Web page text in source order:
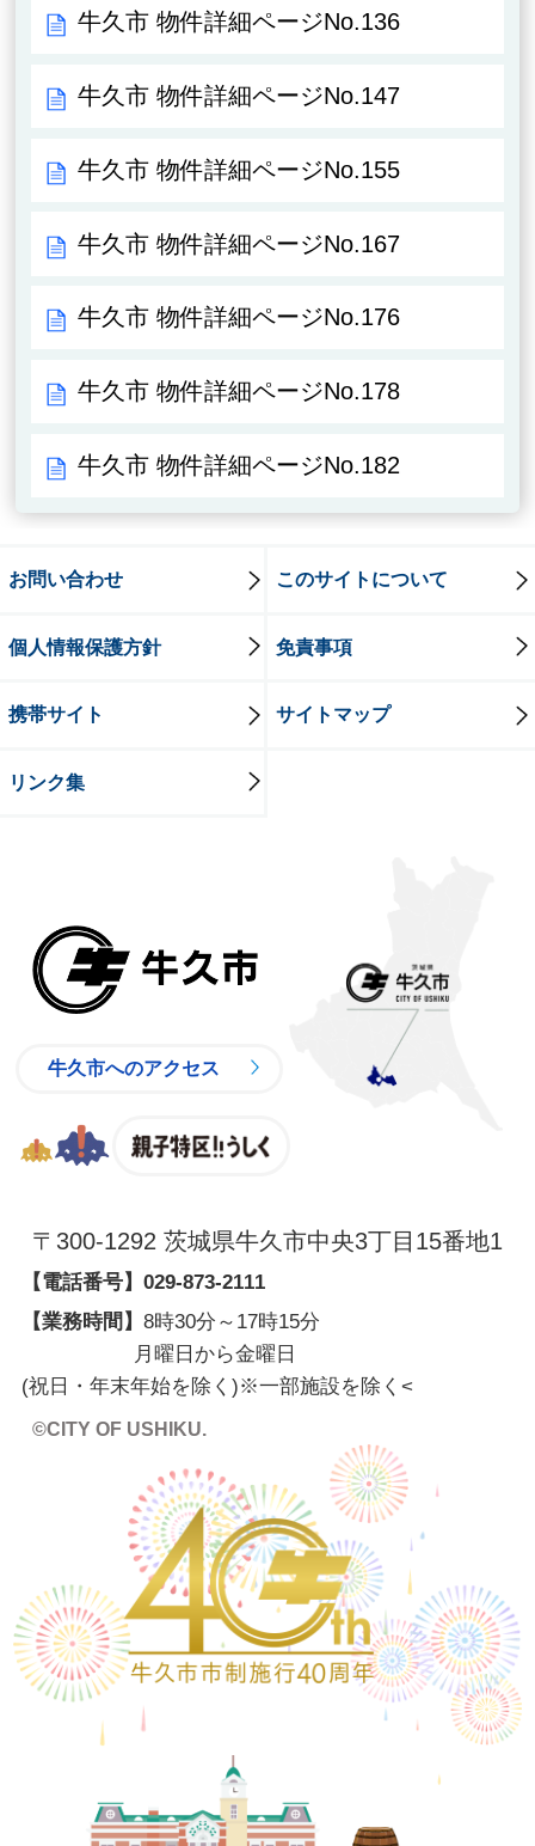
牛久市 物件詳細ページNo.136
牛久市 物件詳細ページNo.147
牛久市 物件詳細ページNo.155
牛久市 物件詳細ページNo.167
牛久市 物件詳細ページNo.176
牛久市 物件詳細ページNo.178
牛久市 物件詳細ページNo.182
お問い合わせ このサイトについて
個人情報保護方針 免責事項
携帯サイト サイトマップ
リンク集
牛久市へのアクセス
〒300-1292 茨城県牛久市中央3丁目15番地1
【電話番号】 029-873-2111
【業務時間】 8時30分～17時15分
月曜日から金曜日
(祝日・年末年始を除く)※一部施設を除く <
©CITY OF USHIKU.